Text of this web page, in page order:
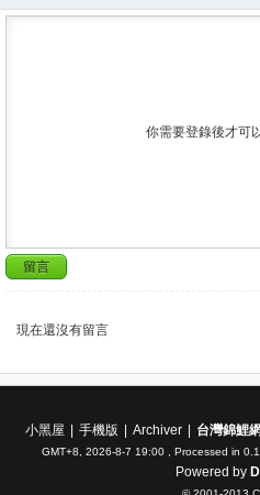
你需要登錄後才可
留言
現在還沒有留言
小黑屋 手機版 Archiver 台灣錦鯉
GMT+8, 2026-8-7 19:00 , Processed in
Powered by